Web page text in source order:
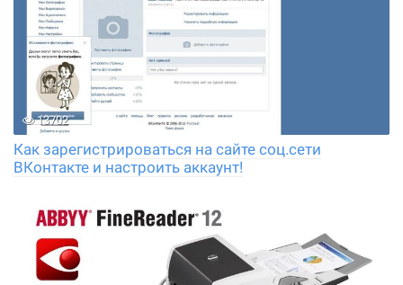
13702
Как зарегистрироваться на сайте соц.сети
ВКонтакте и настроить аккаунт!